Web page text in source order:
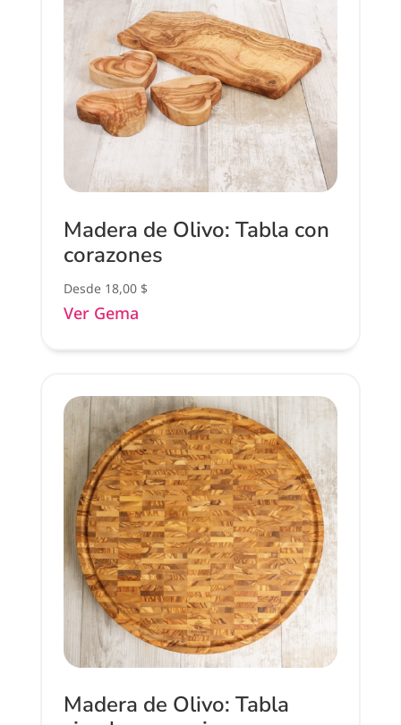
Madera de Olivo: Tabla con
corazones
Desde 18,00 $
Ver Gema
Madera de Olivo: Tabla